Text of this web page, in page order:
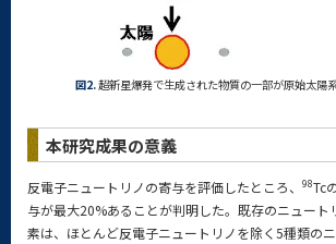
図2.超新星爆発で生成された物質の一部が原始太陽
本研究成果の意義
反電子ニュートリノの寄与を評価したところ、 98Tc
与が最大20%あることが判明した。既存のニュート
素は、ほとんど反電子ニュートリノを除く5種類の